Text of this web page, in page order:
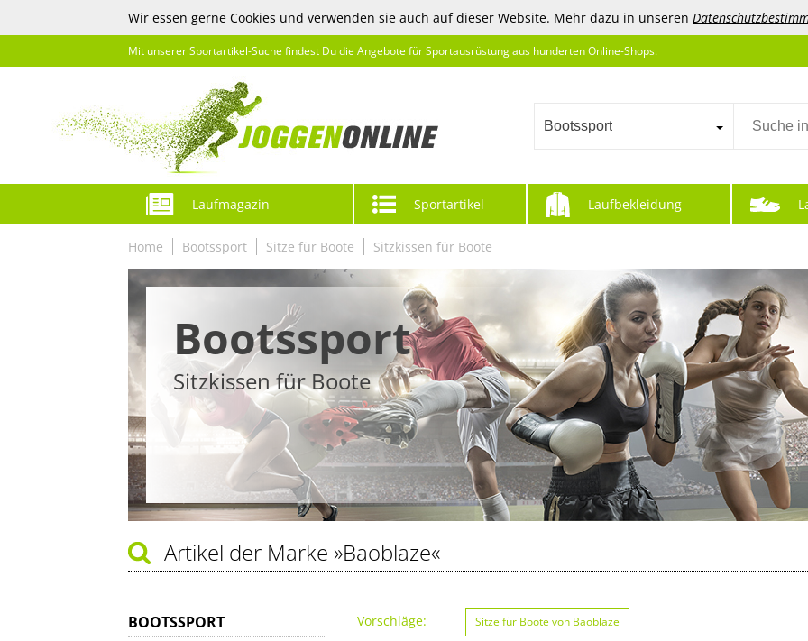
Wir essen gerne Cookies und verwenden sie auch auf dieser Website. Mehr dazu in unseren
Mit unserer Sportartikel-Suche findest Du die Angebote für Sportausrüstung aus hunderten Online-Shops.
Bootssport
Laufmagazin Sportartikel Laufbekleidung
Home Bootssport Sitze für Boote Sitzkissen für Boote
Bootssport
Sitzkissen für Boote
Artikel der Marke »Baoblaze«
BOOTSSPORT
Vorschläge: Sitze für Boote von Baoblaze